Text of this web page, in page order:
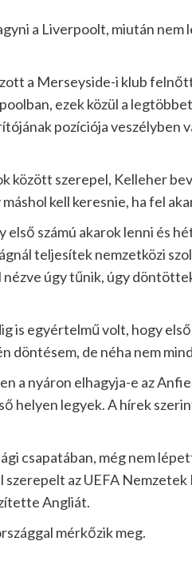
a Liverpoolt, miután nem
a Merseyside-i klub
ezek közül a
pozíciója veszélyben
között szerepel, Kelleher
kell keresnie, ha fel
számú akarok lenni és
teljesítek nemzetközi
úgy tűnik, úgy
is egyértelmű volt, hogy
de néha nem
a nyáron elhagyja-e az
helyen legyek. A hírek
csapatában, még nem
az UEFA Nemzetek
Angliát.
mérkőzik meg.